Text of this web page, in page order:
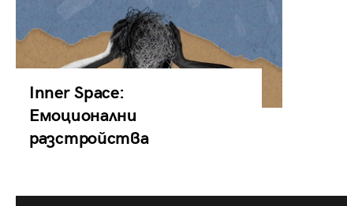
Inner Space:
Емоционални
разстройства